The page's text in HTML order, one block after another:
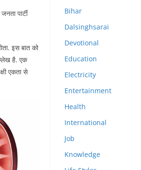
पार्टी
इस बात को
है. एक
एकता से
Bihar
Dalsinghsarai
Devotional
Education
Electricity
Entertainment
Health
International
Job
Knowledge